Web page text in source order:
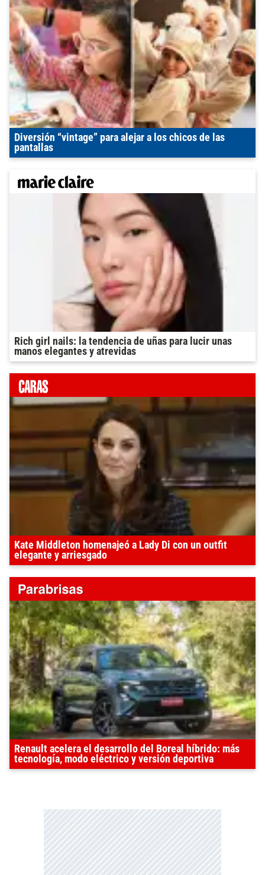
Diversión “vintage” para alejar a los chicos de las
pantallas
Rich girl nails: la tendencia de uñas para lucir unas
manos elegantes y atrevidas
Kate Middleton homenajeó a Lady Di con un outfit
elegante y arriesgado
Renault acelera el desarrollo del Boreal híbrido: más
tecnología, modo eléctrico y versión deportiva